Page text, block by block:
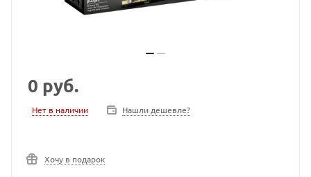
0 руб.
Нет в наличии Нашли дешевле?
Хочу в подарок